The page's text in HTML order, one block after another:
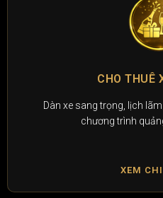
CHO THUÊ
Dàn xe sang trọng, lịch
chương trình
XEM